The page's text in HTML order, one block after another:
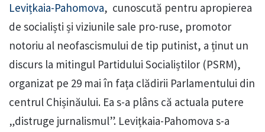
Levițkaia-Pahomova, cunoscută pentru apropierea
de socialiști și viziunile sale pro-ruse, promotor
notoriu al neofascismului de tip putinist, a ținut un
discurs la mitingul Partidului Socialiștilor (PSRM),
organizat pe 29 mai în fața clădirii Parlamentului din
centrul Chișinăului. Ea s-a plâns că actuala putere
„distruge jurnalismul”. Levițkaia-Pahomova s-a